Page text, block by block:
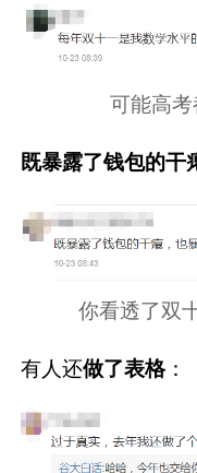
可能高
既暴露了钱包的干
你看透了双
有人还做了表格：